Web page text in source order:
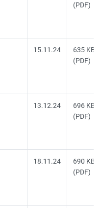
(PDF)
15.11.24
635 KB
(PDF)
13.12.24
696 KB
(PDF)
18.11.24
690 KB
(PDF)